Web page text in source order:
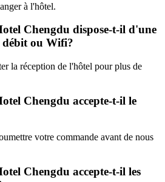
à l'hôtel.
Chengdu dispose-t-il d'une
ou Wifi?
la réception de l'hôtel pour plus de
Chengdu accepte-t-il le
votre commande avant de nous
Chengdu accepte-t-il les